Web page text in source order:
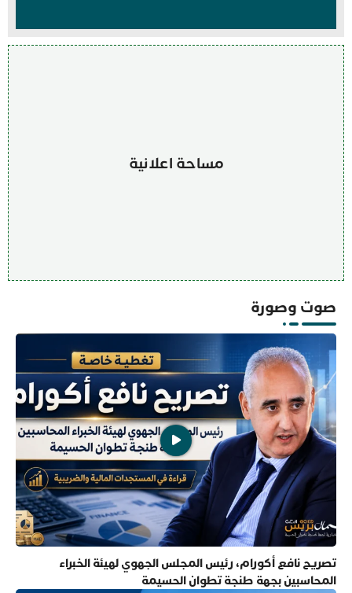
مساحة اعلانية
صوت وصورة
تصريح نافع أكورام، رئيس المجلس الجهوي لهيئة الخبراء
المحاسبين بجهة طنجة تطوان الحسيمة